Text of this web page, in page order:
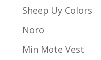
Sheep Uy Colors
Noro
Min Mote Vest